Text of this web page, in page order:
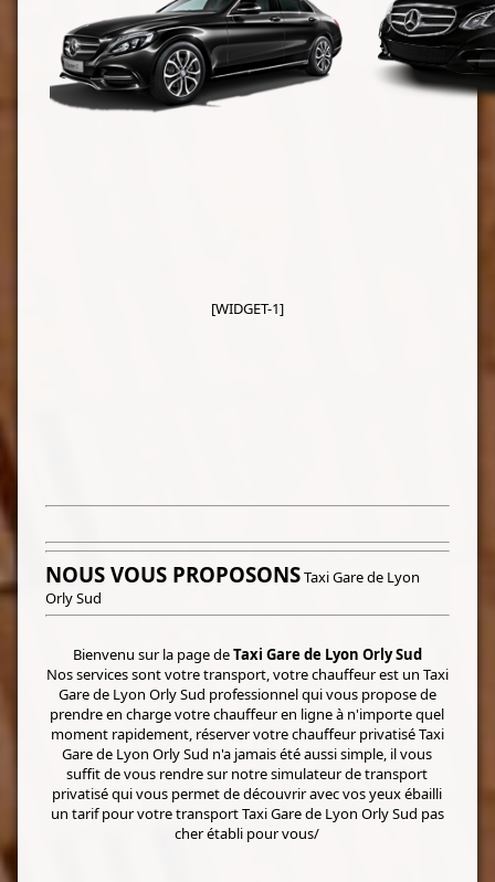
[WIDGET-1]
NOUS VOUS PROPOSONSTaxi Gare de Lyon
Orly Sud
Bienvenu sur la page deTaxi Gare de Lyon Orly Sud
Nos services sont votre transport, votre chauffeur est un Taxi
Gare de Lyon Orly Sud professionnel qui vous propose de
prendre en charge votre chauffeur en ligne à n'importe quel
moment rapidement, réserver votre chauffeur privatisé Taxi
Gare de Lyon Orly Sud n'a jamais été aussi simple, il vous
suffit de vous rendre sur notre simulateur de transport
privatisé qui vous permet de découvrir avec vos yeux ébailli
un tarif pour votre transport Taxi Gare de Lyon Orly Sud pas
cher établi pour vous/